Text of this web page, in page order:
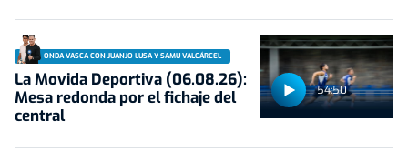
54:50
ONDA VASCA CON JUANJO LUSA Y SAMU VALCÁRCEL
La Movida Deportiva (06.08.26):
Mesa redonda por el fichaje del
central